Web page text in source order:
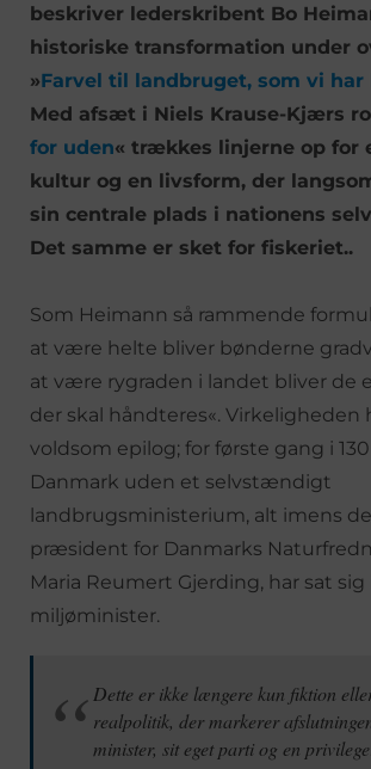
beskriver lederskribent Bo
historiske transformation under
»Farvel til landbruget, som vi
Med afsæt i Niels Krause-Kjærs
for uden« trækkes linjerne op for
kultur og en livsform, der
sin centrale plads i nationens
Det samme er sket for fiskeriet..
Som Heimann så rammende
at være helte bliver bønderne
at være rygraden i landet bliver de
der skal håndteres«. Virkeligheden
voldsom epilog; for første gang i
Danmark uden et selvstændigt
landbrugsministerium, alt imens
præsident for Danmarks
Maria Reumert Gjerding, har sat
miljøminister.
Dette er ikke længere kun fiktion
realpolitik, der markerer
minister, sit eget parti og en